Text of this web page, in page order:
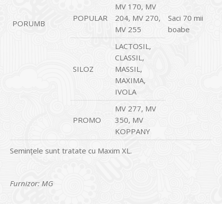
PORUMB
Saci 70 mii
boabe
POPULAR
MV 170, MV
204, MV 270,
MV 255
SILOZ
LACTOSIL,
CLASSIL,
MASSIL,
MAXIMA,
IVOLA
PROMO
MV 277, MV
350, MV
KOPPANY
Semințele sunt tratate cu Maxim XL.
Furnizor: MG